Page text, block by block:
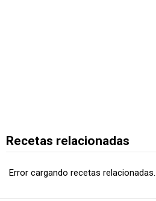
Recetas relacionadas
Error cargando recetas relacionadas.